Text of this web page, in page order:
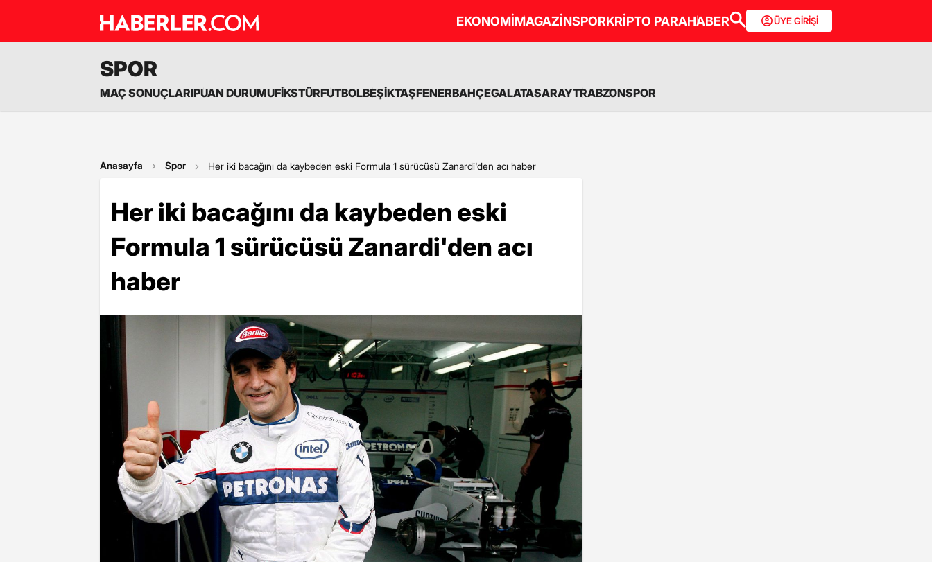
EKONOMİMAGAZİNSPORKRİPTO PARAHABER ÜYE GİRİŞİ
SPOR
MAÇ SONUÇLARIPUAN DURUMUFİKSTÜRFUTBOLBEŞİKTAŞFENERBAHÇEGALATASARAYTRABZONSPOR
Anasayfa Spor Her iki bacağını da kaybeden eski Formula 1 sürücüsü Zanardi'den acı haber
Her iki bacağını da kaybeden eski
Formula 1 sürücüsü Zanardi'den acı
haber